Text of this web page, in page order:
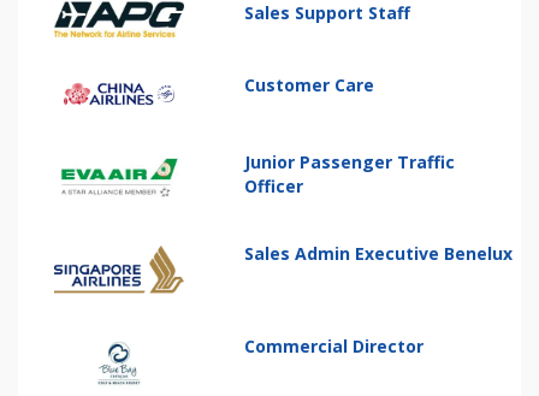
Sales Support Staff
Customer Care
Junior Passenger Traffic
Officer
Sales Admin Executive Benelux
Commercial Director